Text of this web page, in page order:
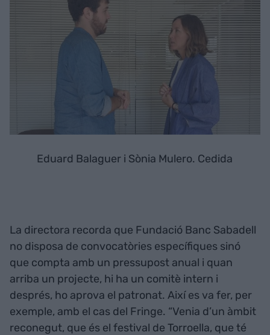
Eduard Balaguer i Sònia Mulero. Cedida
La directora recorda que Fundació Banc Sabadell
no disposa de convocatòries específiques sinó
que compta amb un pressupost anual i quan
arriba un projecte, hi ha un comitè intern i
després, ho aprova el patronat. Així es va fer, per
exemple, amb el cas del Fringe. “Venia d’un àmbit
reconegut, que és el festival de Torroella, que té